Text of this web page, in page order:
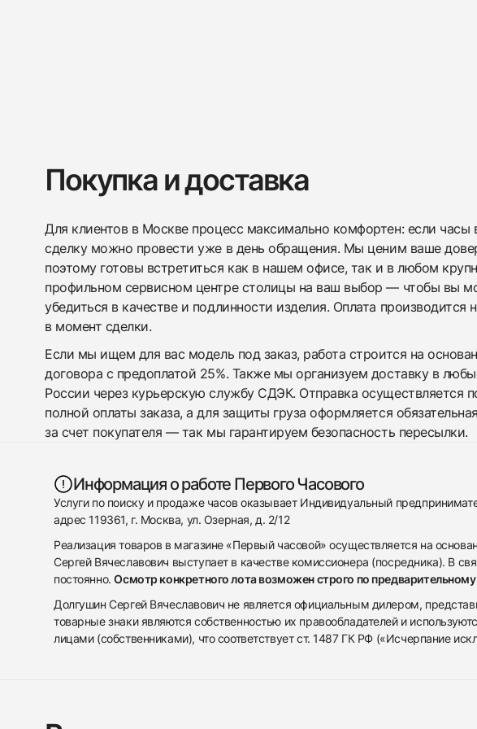
Покупка и доставка
Для клиентов в Москве процесс максимально комфортен: если часы
сделку можно провести уже в день обращения. Мы ценим ваше
поэтому готовы встретиться как в нашем офисе, так и в любом
профильном сервисном центре столицы на ваш выбор — чтобы вы
убедиться в качестве и подлинности изделия. Оплата производится
в момент сделки.
Если мы ищем для вас модель под заказ, работа строится на
договора с предоплатой 25%. Также мы организуем доставку в
России через курьерскую службу СДЭК. Отправка осуществляется
полной оплаты заказа, а для защиты груза оформляется
за счет покупателя — так мы гарантируем безопасность пересылки.
Информация о работе Первого Часового
Услуги по поиску и продаже часов оказывает Индивидуальный
адрес 119361, г. Москва, ул. Озерная, д. 2/12
Реализация товаров в магазине «Первый часовой» осуществляется на
Сергей Вячеславович выступает в качестве комиссионера (посредника). В
постоянно.Осмотр конкретного лота возможен строго по
Долгушин Сергей Вячеславович не является официальным дилером,
товарные знаки являются собственностью их правообладателей и
лицами (собственниками), что соответствует ст. 1487 ГК РФ («Исчерпание